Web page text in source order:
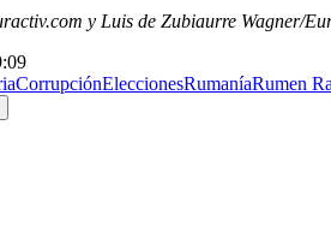
y Luis de Zubiaurre Wagner/
CorrupciónEleccionesRumaníaRumen